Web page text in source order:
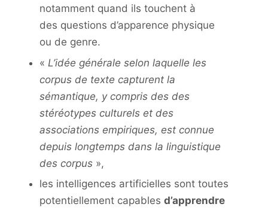
notamment quand ils touchent à
des questions d’apparence physique
ou de genre.
« L’idée générale selon laquelle les
corpus de texte capturent la
sémantique, y compris des des
stéréotypes culturels et des
associations empiriques, est connue
depuis longtemps dans la linguistique
des corpus»,
les intelligences artificielles sont toutes
potentiellement capables d’apprendre